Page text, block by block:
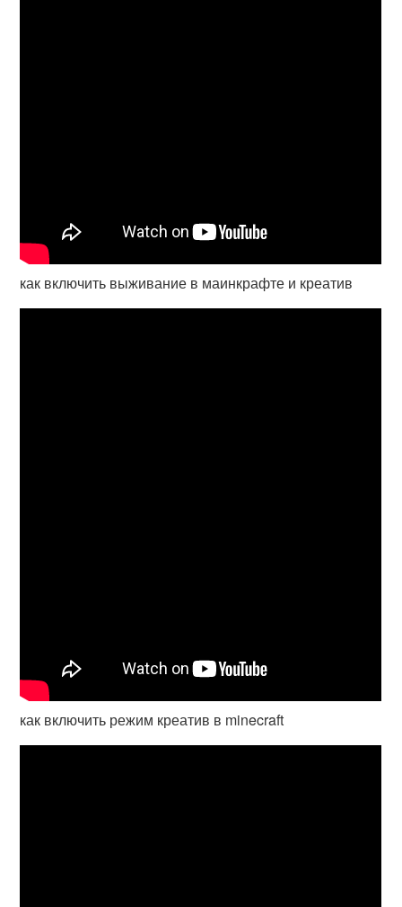
как включить выживание в маинкрафте и креатив
как включить режим креатив в minecraft